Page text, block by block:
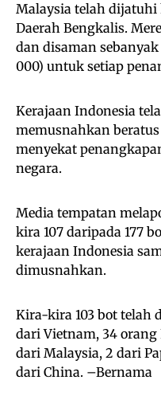
Malaysia telah
Daerah Bengkalis.
dan disaman
000) untuk setiap
Kerajaan Indonesia
memusnahkan
menyekat
negara.
Media tempatan
kira 107 daripada 177
kerajaan Indonesia
dimusnahkan.
Kira-kira 103 bot telah
dari Vietnam, 34
dari Malaysia, 2 dari
dari China. –Bernama